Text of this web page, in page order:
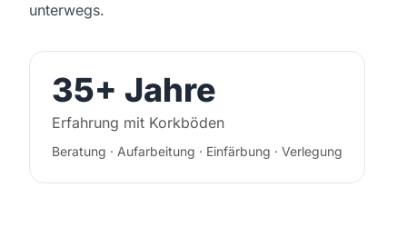
unterwegs.
35+ Jahre
Erfahrung mit Korkböden
Beratung · Aufarbeitung · Einfärbung · Verlegung